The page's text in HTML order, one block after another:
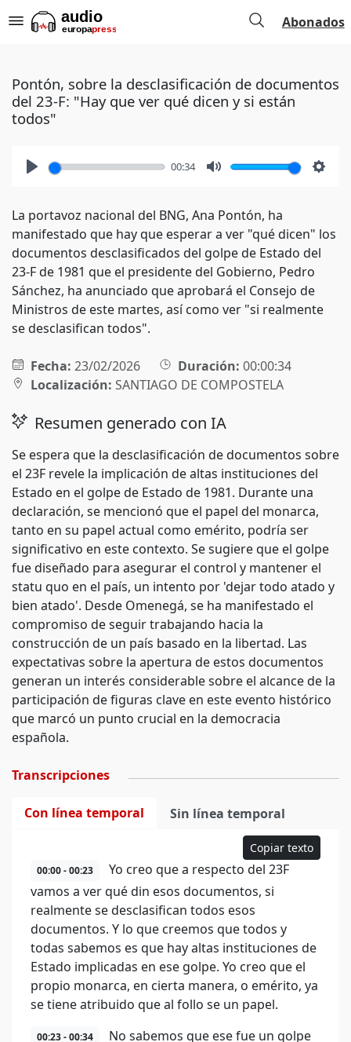
Abonados
Pontón, sobre la desclasificación de documentos
del 23-F: "Hay que ver qué dicen y si están
todos"
00:34
La portavoz nacional del BNG, Ana Pontón, ha
manifestado que hay que esperar a ver "qué dicen" los
documentos desclasificados del golpe de Estado del
23-F de 1981 que el presidente del Gobierno, Pedro
Sánchez, ha anunciado que aprobará el Consejo de
Ministros de este martes, así como ver "si realmente
se desclasifican todos".
Fecha: 23/02/2026 Duración: 00:00:34
Localización: SANTIAGO DE COMPOSTELA
Resumen generado con IA
Se espera que la desclasificación de documentos sobre
el 23F revele la implicación de altas instituciones del
Estado en el golpe de Estado de 1981. Durante una
declaración, se mencionó que el papel del monarca,
tanto en su papel actual como emérito, podría ser
significativo en este contexto. Se sugiere que el golpe
fue diseñado para asegurar el control y mantener el
statu quo en el país, un intento por 'dejar todo atado y
bien atado'. Desde Omenegá, se ha manifestado el
compromiso de seguir trabajando hacia la
construcción de un país basado en la libertad. Las
expectativas sobre la apertura de estos documentos
generan un interés considerable sobre el alcance de la
participación de figuras clave en este evento histórico
que marcó un punto crucial en la democracia
española.
Transcripciones
Con línea temporal Sin línea temporal
Copiar texto
00:00 - 00:23
Yo creo que a respecto del 23F
vamos a ver qué din esos documentos, si
realmente se desclasifican todos esos
documentos. Y lo que creemos que todos y
todas sabemos es que hay altas instituciones de
Estado implicadas en ese golpe. Yo creo que el
propio monarca, en cierta manera, o emérito, ya
se tiene atribuido que al follo se un papel.
00:23 - 00:34
No sabemos que ese fue un golpe